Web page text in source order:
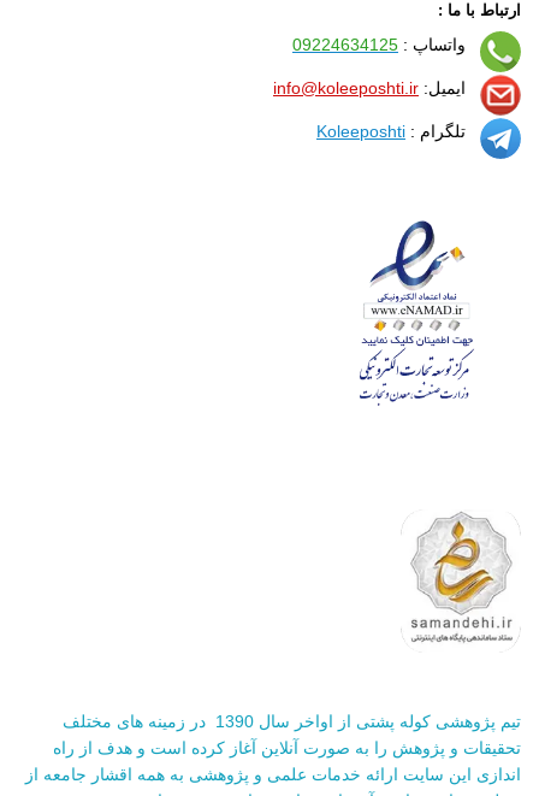
ارتباط با ما :
واتساپ : 09224634125
ایمیل: info@koleeposhti.ir
تلگرام : Koleeposhti
تیم پژوهشی کوله پشتی از اواخر سال 1390 در زمینه های مختلف
تحقیقات و پژوهش را به صورت آنلاین آغاز کرده است و هدف از راه
اندازی این سایت ارائه خدمات علمی و پژوهشی به همه اقشار جامعه از